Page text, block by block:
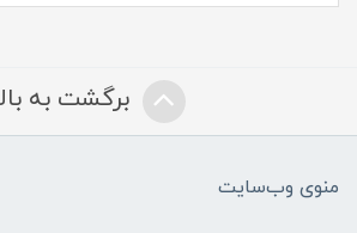
برگشت به
منوی وب‌سایت